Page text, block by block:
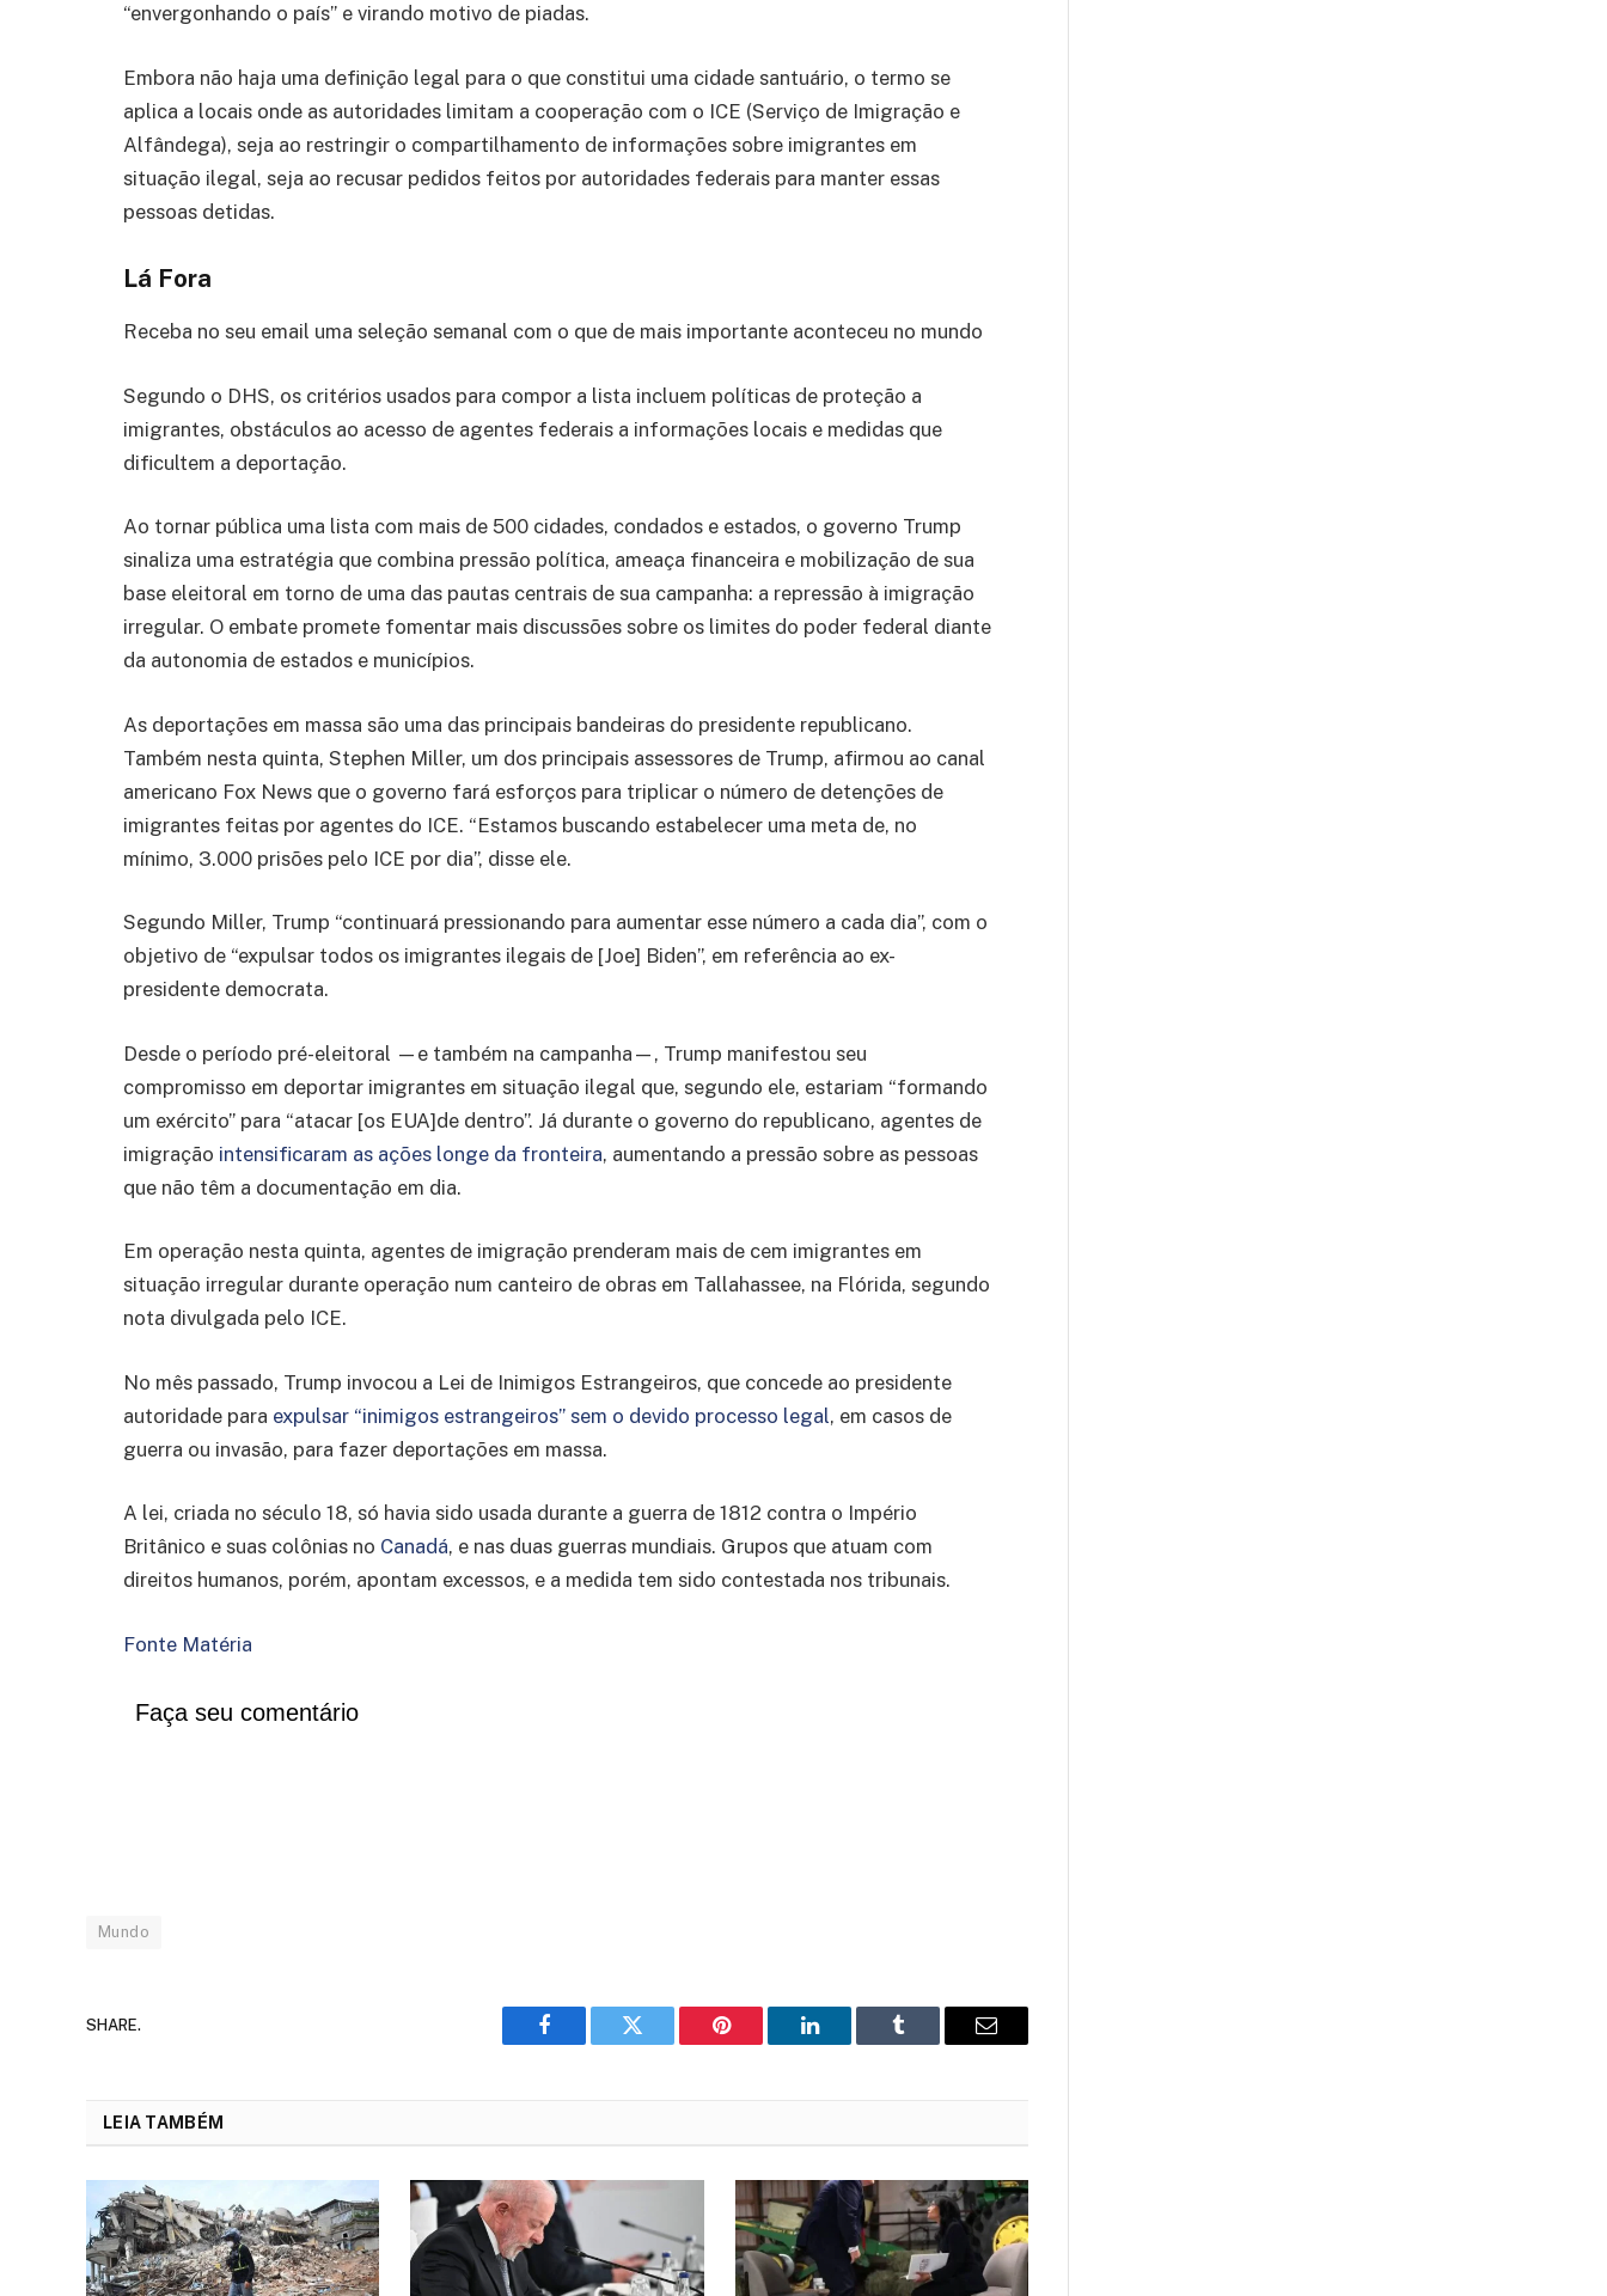
“envergonhando o país” e virando motivo de piadas.
Embora não haja uma definição legal para o que constitui uma cidade santuário, o termo se
aplica a locais onde as autoridades limitam a cooperação com o ICE (Serviço de Imigração e
Alfândega), seja ao restringir o compartilhamento de informações sobre imigrantes em
situação ilegal, seja ao recusar pedidos feitos por autoridades federais para manter essas
pessoas detidas.
Lá Fora
Receba no seu email uma seleção semanal com o que de mais importante aconteceu no mundo
Segundo o DHS, os critérios usados para compor a lista incluem políticas de proteção a
imigrantes, obstáculos ao acesso de agentes federais a informações locais e medidas que
dificultem a deportação.
Ao tornar pública uma lista com mais de 500 cidades, condados e estados, o governo Trump
sinaliza uma estratégia que combina pressão política, ameaça financeira e mobilização de sua
base eleitoral em torno de uma das pautas centrais de sua campanha: a repressão à imigração
irregular. O embate promete fomentar mais discussões sobre os limites do poder federal diante
da autonomia de estados e municípios.
As deportações em massa são uma das principais bandeiras do presidente republicano.
Também nesta quinta, Stephen Miller, um dos principais assessores de Trump, afirmou ao canal
americano Fox News que o governo fará esforços para triplicar o número de detenções de
imigrantes feitas por agentes do ICE. “Estamos buscando estabelecer uma meta de, no
mínimo, 3.000 prisões pelo ICE por dia”, disse ele.
Segundo Miller, Trump “continuará pressionando para aumentar esse número a cada dia”, com o
objetivo de “expulsar todos os imigrantes ilegais de [Joe] Biden”, em referência ao ex-
presidente democrata.
Desde o período pré-eleitoral —e também na campanha—, Trump manifestou seu
compromisso em deportar imigrantes em situação ilegal que, segundo ele, estariam “formando
um exército” para “atacar [os EUA]de dentro”. Já durante o governo do republicano, agentes de
imigração intensificaram as ações longe da fronteira, aumentando a pressão sobre as pessoas
que não têm a documentação em dia.
Em operação nesta quinta, agentes de imigração prenderam mais de cem imigrantes em
situação irregular durante operação num canteiro de obras em Tallahassee, na Flórida, segundo
nota divulgada pelo ICE.
No mês passado, Trump invocou a Lei de Inimigos Estrangeiros, que concede ao presidente
autoridade para expulsar “inimigos estrangeiros” sem o devido processo legal, em casos de
guerra ou invasão, para fazer deportações em massa.
A lei, criada no século 18, só havia sido usada durante a guerra de 1812 contra o Império
Britânico e suas colônias no Canadá, e nas duas guerras mundiais. Grupos que atuam com
direitos humanos, porém, apontam excessos, e a medida tem sido contestada nos tribunais.
Fonte Matéria
Faça seu comentário
Mundo
SHARE.
Facebook Twitter Pinterest LinkedIn Tumblr Email
LEIA TAMBÉM